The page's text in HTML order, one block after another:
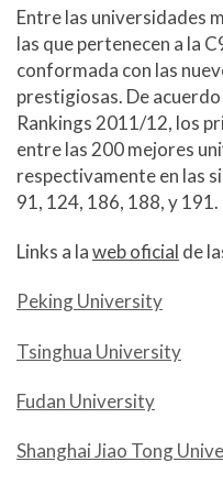
Entre las universidades
las que pertenecen a la
conformada con las
prestigiosas. De
Rankings 2011/12, los
entre las 200 mejores
respectivamente en las
91, 124, 186, 188, y 191.
Links a laweb oficial de
Peking University
Tsinghua University
Fudan University
Shanghai Jiao Tong